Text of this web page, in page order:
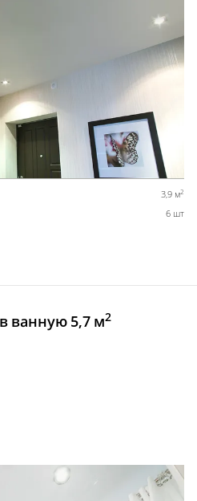
3,9 м2
6 шт
ванную 5,7 м2